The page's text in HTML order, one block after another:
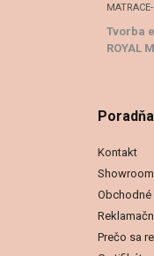
Tvorba
ROYAL
Kontakt
Showroom
Obchodné
Prečo sa